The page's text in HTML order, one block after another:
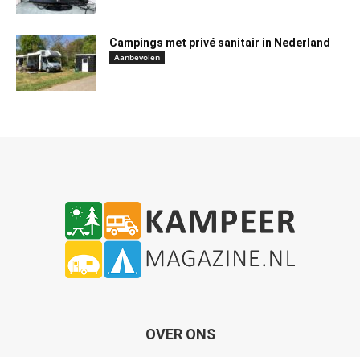
Campings met privé sanitair in Nederland
Aanbevolen
OVER ONS